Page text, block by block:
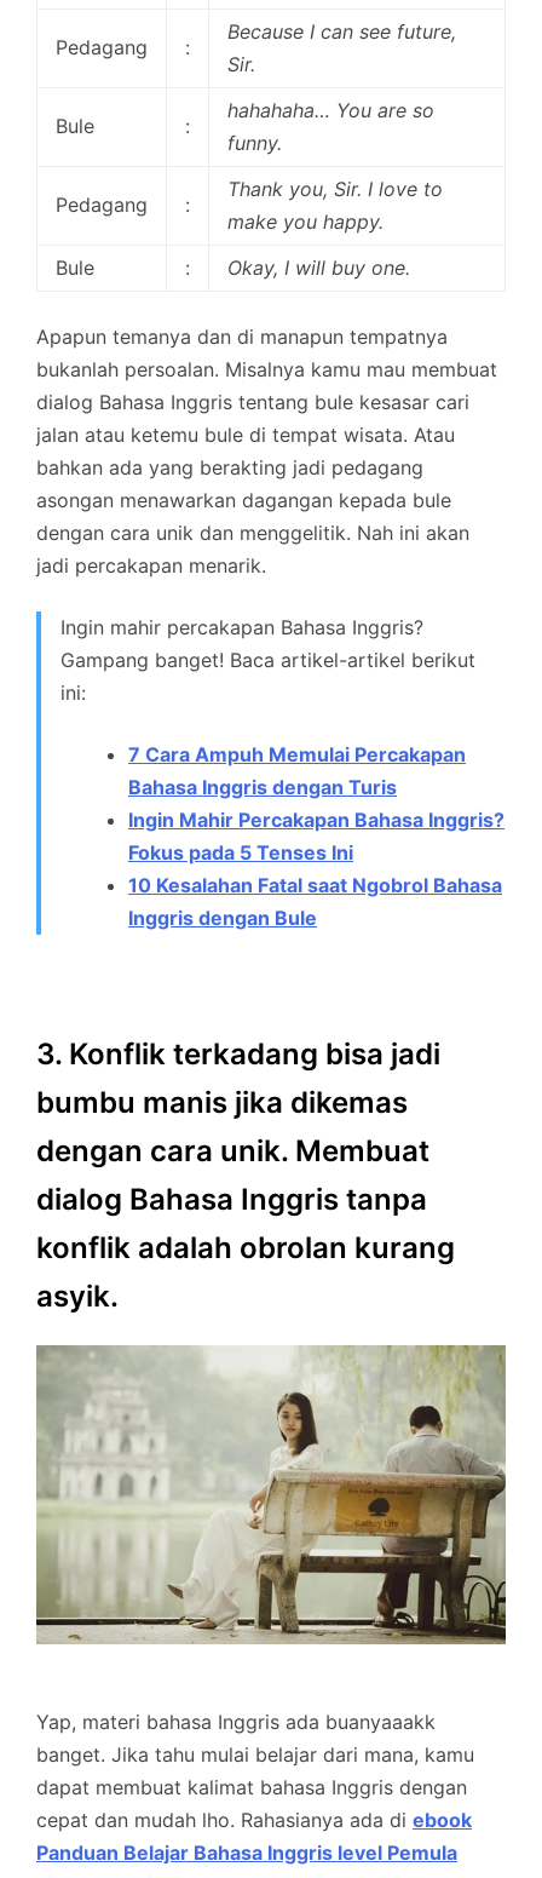
Pedagang :
Because I can see future,
Sir.
Bule :
hahahaha… You are so
funny.
Pedagang :
Thank you, Sir. I love to
make you happy.
Bule
: Okay, I will buy one.
Apapun temanya dan di manapun tempatnya
bukanlah persoalan. Misalnya kamu mau membuat
dialog Bahasa Inggris tentang bule kesasar cari
jalan atau ketemu bule di tempat wisata. Atau
bahkan ada yang berakting jadi pedagang
asongan menawarkan dagangan kepada bule
dengan cara unik dan menggelitik. Nah ini akan
jadi percakapan menarik.
Ingin mahir percakapan Bahasa Inggris?
Gampang banget! Baca artikel-artikel berikut
ini:
7 Cara Ampuh Memulai Percakapan
Bahasa Inggris dengan Turis
Ingin Mahir Percakapan Bahasa Inggris?
Fokus pada 5 Tenses Ini
10 Kesalahan Fatal saat Ngobrol Bahasa
Inggris dengan Bule
3. Konflik terkadang bisa jadi
bumbu manis jika dikemas
dengan cara unik. Membuat
dialog Bahasa Inggris tanpa
konflik adalah obrolan kurang
asyik.
Yap, materi bahasa Inggris ada buanyaaakk
banget. Jika tahu mulai belajar dari mana, kamu
dapat membuat kalimat bahasa Inggris dengan
cepat dan mudah lho. Rahasianya ada di ebook
Panduan Belajar Bahasa Inggris level Pemula